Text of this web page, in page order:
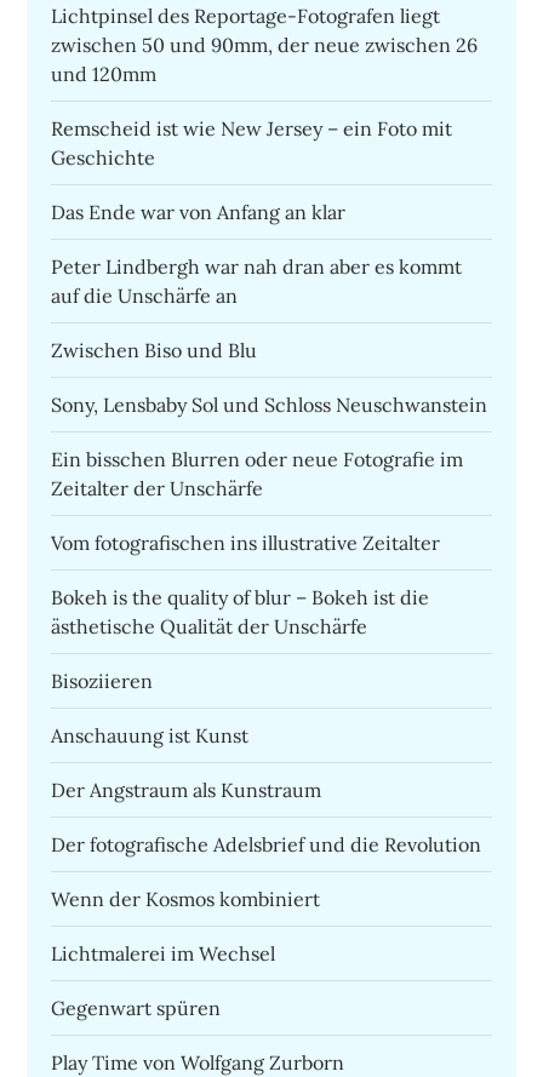
Lichtpinsel des Reportage-Fotografen liegt
zwischen 50 und 90mm, der neue zwischen 26
und 120mm
Remscheid ist wie New Jersey – ein Foto mit
Geschichte
Das Ende war von Anfang an klar
Peter Lindbergh war nah dran aber es kommt
auf die Unschärfe an
Zwischen Biso und Blu
Sony, Lensbaby Sol und Schloss Neuschwanstein
Ein bisschen Blurren oder neue Fotografie im
Zeitalter der Unschärfe
Vom fotografischen ins illustrative Zeitalter
Bokeh is the quality of blur – Bokeh ist die
ästhetische Qualität der Unschärfe
Bisoziieren
Anschauung ist Kunst
Der Angstraum als Kunstraum
Der fotografische Adelsbrief und die Revolution
Wenn der Kosmos kombiniert
Lichtmalerei im Wechsel
Gegenwart spüren
Play Time von Wolfgang Zurborn